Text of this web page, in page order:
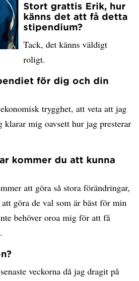
Stort grattis Erik, hur
känns det att få detta
stipendium?
Tack, det känns väldigt
roligt.
för dig och din
trygghet, att veta att jag
klarar mig oavsett hur jag presterar
kommer du att kunna
att göra så stora förändringar,
göra de val som är bäst för min
behöver oroa mig för att få
veckorna då jag dragit på